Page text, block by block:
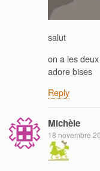
salut
on a les
adore bises
Reply
Michèle
18 novembre